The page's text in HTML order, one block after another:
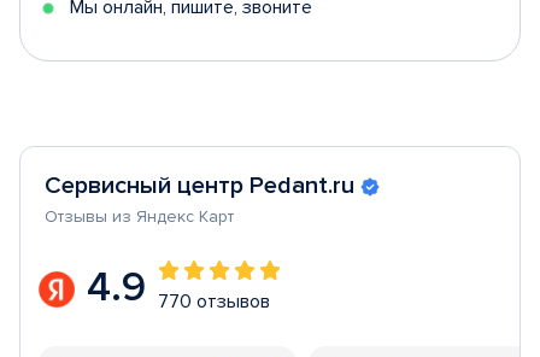
Мы онлайн, пишите, звоните
Сервисный центр Pedant.ru
Отзывы из Яндекс Карт
4.9 770 отзывов